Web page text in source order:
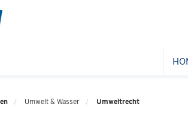
Umwelt & Wasser Umweltrecht